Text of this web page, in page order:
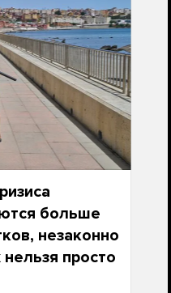
больше
незаконно
просто